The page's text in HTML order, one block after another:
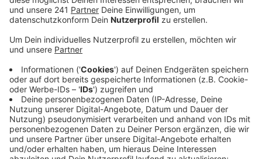
die Zahl der bestätigten Corona-Fälle weiterhin
nur langsam. Sie liegt bei 314. Stand Montag, 3.
Veröffentlicht:Montag, 03.08.2020 14:43
Anzeige
Schon vor Monaten hat sich das Klinikum bereits in
Hinblick auf steigendeInfektionszahlen vorbereitet.
Die Intensivkapazitäten kann das Klinikum laut einer